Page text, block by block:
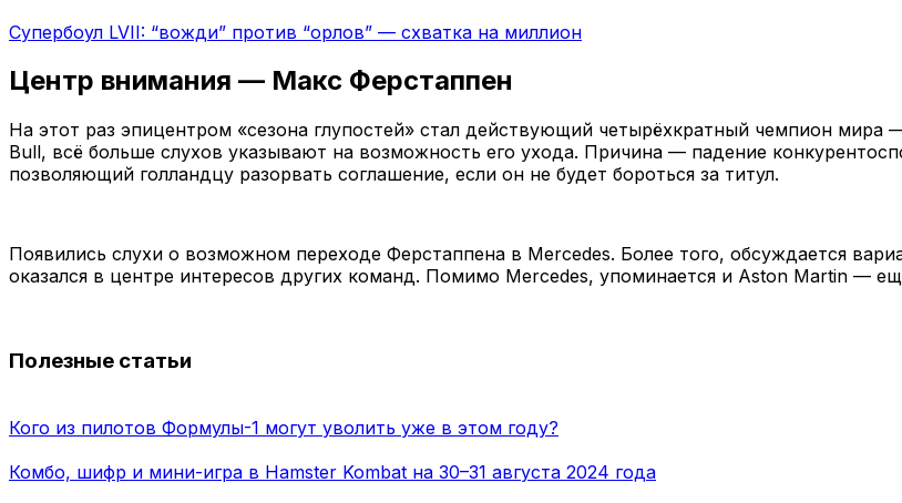
Супербоул LVII: “вожди” против “орлов” — схватка на миллион
Центр внимания — Макс Ферстаппен
На этот раз эпицентром «сезона глупостей» стал действующий четырёхкратный чемпион
Bull, всё больше слухов указывают на возможность его ухода. Причина — падение
позволяющий голландцу разорвать соглашение, если он не будет бороться за титул.
Появились слухи о возможном переходе Ферстаппена в Mercedes. Более того, обсуждается
оказался в центре интересов других команд. Помимо Mercedes, упоминается и Aston Martin —
Полезные статьи
Кого из пилотов Формулы-1 могут уволить уже в этом году?
Комбо, шифр и мини-игра в Hamster Kombat на 30–31 августа 2024 года